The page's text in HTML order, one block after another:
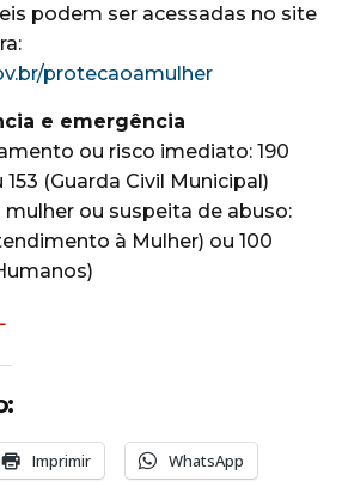
podem ser acessadas no site
protecaoamulher
e emergência
ou risco imediato: 190
(Guarda Civil Municipal)
mulher ou suspeita de abuso:
à Mulher) ou 100
Imprimir WhatsApp